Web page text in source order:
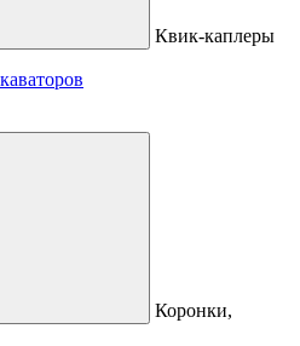
Квик-каплеры
Коронки,